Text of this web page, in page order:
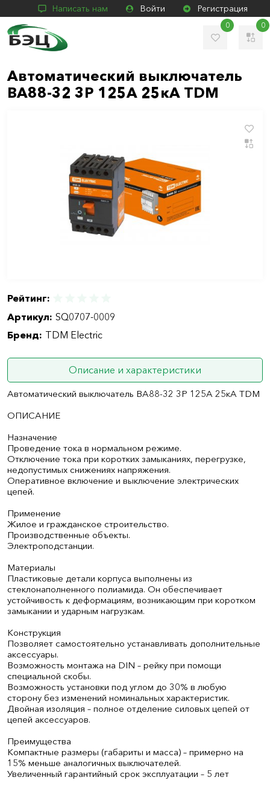
Написать нам Войти Регистрация
0 0
Автоматический выключатель
ВА88-32 3Р 125А 25кА TDM
Рейтинг:
Артикул: SQ0707-0009
Бренд: TDM Electric
Описание и характеристики
Автоматический выключатель ВА88-32 3Р 125А 25кА TDM
ОПИСАНИЕ
Назначение
Проведение тока в нормальном режиме.
Отключение тока при коротких замыканиях, перегрузке,
недопустимых снижениях напряжения.
Оперативное включение и выключение электрических
цепей.
Применение
Жилое и гражданское строительство.
Производственные объекты.
Электроподстанции.
Материалы
Пластиковые детали корпуса выполнены из
стеклонаполненного полиамида. Он обеспечивает
устойчивость к деформациям, возникающим при коротком
замыкании и ударным нагрузкам.
Конструкция
Позволяет самостоятельно устанавливать дополнительные
аксессуары.
Возможность монтажа на DIN – рейку при помощи
специальной скобы.
Возможность установки под углом до 30% в любую
сторону без изменений номинальных характеристик.
Двойная изоляция – полное отделение силовых цепей от
цепей аксессуаров.
Преимущества
Компактные размеры (габариты и масса) – примерно на
15% меньше аналогичных выключателей.
Увеличенный гарантийный срок эксплуатации – 5 лет